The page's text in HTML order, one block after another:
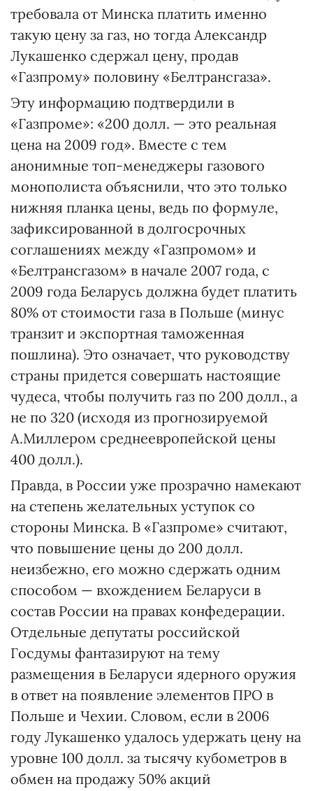
требовала от Минска платить именно
такую цену за газ, но тогда Александр
Лукашенко сдержал цену, продав
«Газпрому» половину «Белтрансгаза».
Эту информацию подтвердили в
«Газпроме»: «200 долл. — это реальная
цена на 2009 год». Вместе с тем
анонимные топ-менеджеры газового
монополиста объяснили, что это только
нижняя планка цены, ведь по формуле,
зафиксированной в долгосрочных
соглашениях между «Газпромом» и
«Белтрансгазом» в начале 2007 года, с
2009 года Беларусь должна будет платить
80% от стоимости газа в Польше (минус
транзит и экспортная таможенная
пошлина). Это означает, что руководству
страны придется совершать настоящие
чудеса, чтобы получить газ по 200 долл., а
не по 320 (исходя из прогнозируемой
А.Миллером среднеевропейской цены
400 долл.).
Правда, в России уже прозрачно намекают
на степень желательных уступок со
стороны Минска. В «Газпроме» считают,
что повышение цены до 200 долл.
неизбежно, его можно сдержать одним
способом — вхождением Беларуси в
состав России на правах конфедерации.
Отдельные депутаты российской
Госдумы фантазируют на тему
размещения в Беларуси ядерного оружия
в ответ на появление элементов ПРО в
Польше и Чехии. Словом, если в 2006
году Лукашенко удалось удержать цену на
уровне 100 долл. за тысячу кубометров в
обмен на продажу 50% акций